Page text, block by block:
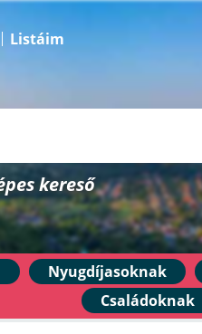
Listáim
kereső
Nyugdíjasoknak
Családoknak